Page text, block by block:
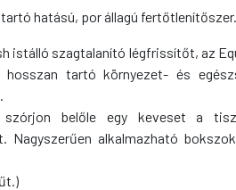
hatású, por állagú fertőtlenítőszer.
istálló szagtalanító légfrissítőt, az
tartó környezet- és
szórjon belőle egy keveset a
alkalmazható